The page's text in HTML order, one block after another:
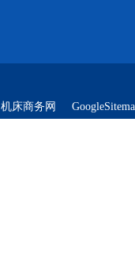
机床商务网